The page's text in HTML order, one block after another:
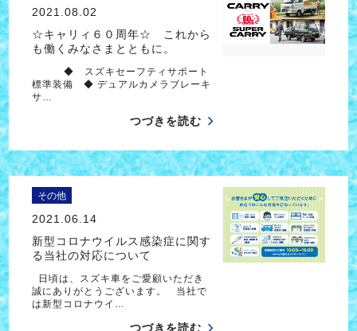
2021.08.02
☆キャリィ６０周年☆ これから
も働くみなさまとともに。
◆ スズキセーフティサポート
標準装備 ◆ デュアルカメラブレーキ
サ…
つづきを読む
その他
2021.06.14
新型コロナウイルス感染症に関す
る当社の対応について
日頃は、スズキ車をご愛顧いただき
誠にありがとうございます。 当社で
は新型コロナウイ…
つづきを読む